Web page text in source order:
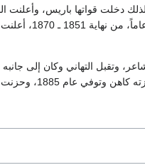
إذ أمضى فيكتور هيجو
وتقبل التهاني وكان إلى
وحزنت فرنسا عليه كثيراً.‏